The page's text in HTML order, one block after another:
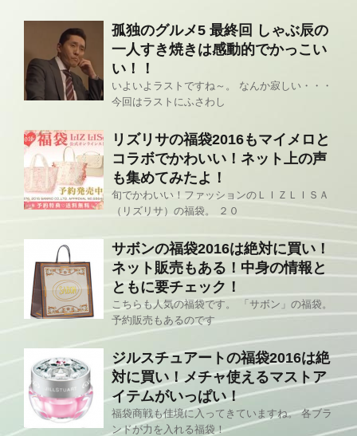
孤独のグルメ5 最終回 しゃぶ辰の
一人すき焼きは感動的でかっこい
い！！
いよいよラストですね～。 なんか寂しい・・・
今回はラストにふさわし
リズリサの福袋2016もマイメロと
コラボでかわいい！ネット上の声
も集めてみたよ！
旬でかわいい！ファッションのＬＩＺＬＩＳＡ
（リズリサ）の福袋。 ２０
サボンの福袋2016は絶対に買い！
ネット販売もある！中身の情報と
ともに要チェック！
こちらも人気の福袋です。 「サボン」の福袋。
予約販売もあるのです
ジルスチュアートの福袋2016は絶
対に買い！メチャ使えるマストア
イテムがいっぱい！
福袋商戦も佳境に入ってきていますね。 各ブラ
ンドが力を入れる福袋！